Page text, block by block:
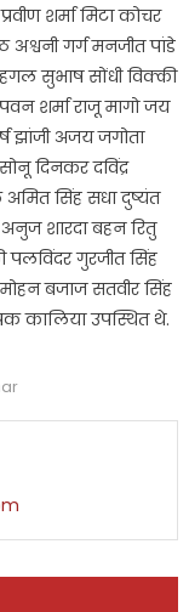
शर्मा मिटा कोचर
अश्वनी गर्ग मनजीत पांडे
सुभाष सोंधी विक्की
शर्मा राजू मागो जय
झांजी अजय जगोता
दिनकर दविंद्र
सिंह सधा दुष्यंत
अनुज शारदा बहन रितु
गुरजीत सिंह
मोहन बजाज सतवीर सिंह
कालिया उपस्थित थे.